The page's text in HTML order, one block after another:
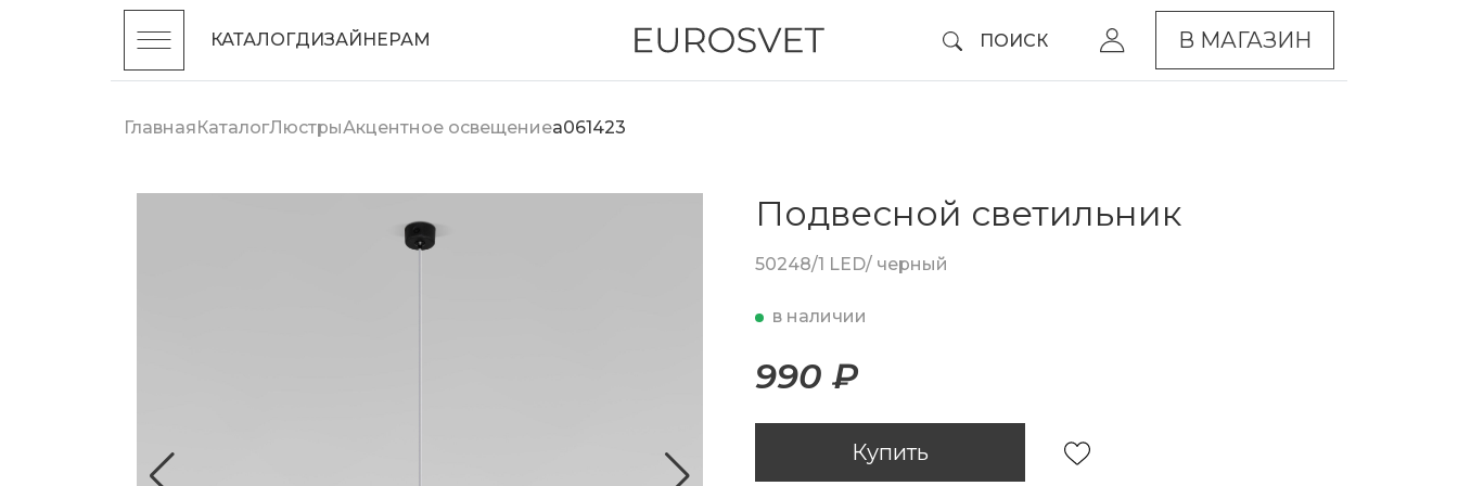
КАТАЛОГДИЗАЙНЕРАМ ПОИСК В МАГАЗИН
ГлавнаяКаталогЛюстрыАкцентное освещениеa061423
Подвесной светильник
50248/1 LED/ черный
в наличии
990 ₽
Купить